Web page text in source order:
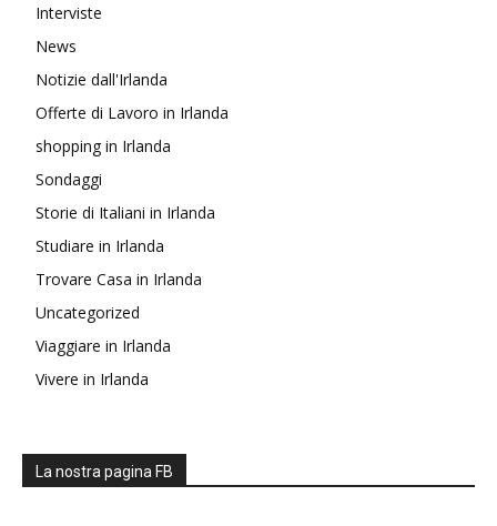
Interviste
News
Notizie dall'Irlanda
Offerte di Lavoro in Irlanda
shopping in Irlanda
Sondaggi
Storie di Italiani in Irlanda
Studiare in Irlanda
Trovare Casa in Irlanda
Uncategorized
Viaggiare in Irlanda
Vivere in Irlanda
La nostra pagina FB